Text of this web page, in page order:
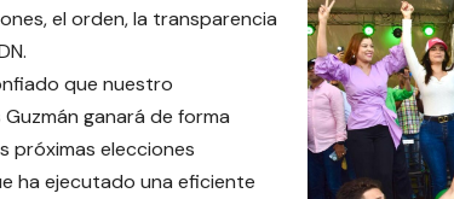
el orden, la transparencia
que nuestro
ganará de forma
próximas elecciones
ha ejecutado una eficiente